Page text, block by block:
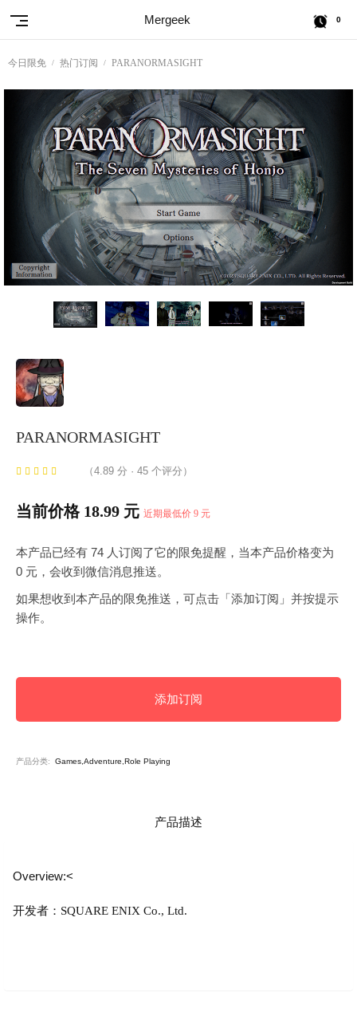
Mergeek 0
今日限免 热门订阅 PARANORMASIGHT
PARANORMASIGHT
（4.89 分 · 45 个评分）
当前价格 18.99 元 近期最低价 9 元
本产品已经有 74 人订阅了它的限免提醒，当本产品价格变为
0 元，会收到微信消息推送。
如果想收到本产品的限免推送，可点击「添加订阅」并按提示
操作。
添加订阅
产品分类: Games,Adventure,Role Playing
产品描述
Overview:<
开发者：SQUARE ENIX Co., Ltd.